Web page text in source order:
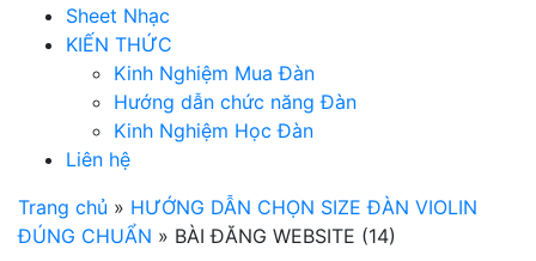
Sheet Nhạc
KIẾN THỨC
Kinh Nghiệm Mua Đàn
Hướng dẫn chức năng Đàn
Kinh Nghiệm Học Đàn
Liên hệ
Trang chủ » HƯỚNG DẪN CHỌN SIZE ĐÀN VIOLIN
ĐÚNG CHUẨN » BÀI ĐĂNG WEBSITE (14)